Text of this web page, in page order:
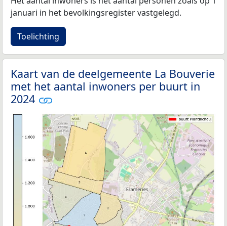
januari in het bevolkingsregister vastgelegd.
Toelichting
Kaart van de deelgemeente La Bouverie
met het aantal inwoners per buurt in
2024